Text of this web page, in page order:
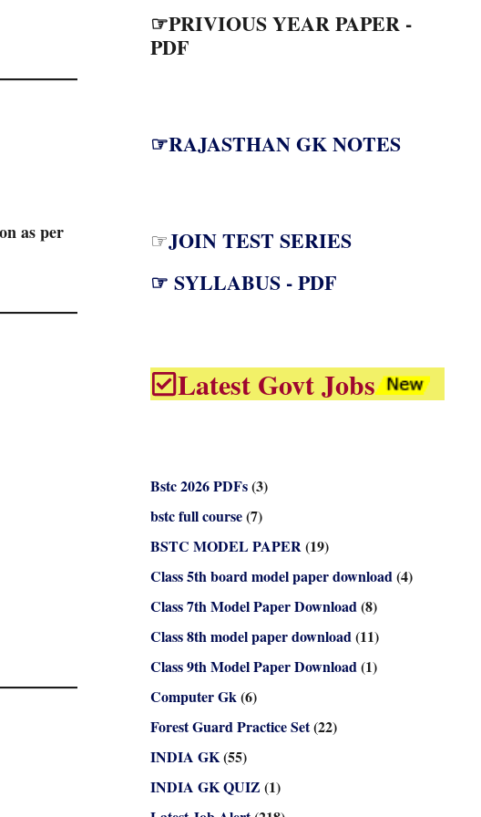
as per
☞PRIVIOUS YEAR PAPER -
PDF
☞RAJASTHAN GK NOTES
☞JOIN TEST SERIES
☞ SYLLABUS - PDF
Latest Govt Jobs
Bstc 2026 PDFs(3)
bstc full course(7)
BSTC MODEL PAPER(19)
Class 5th board model paper download(4)
Class 7th Model Paper Download(8)
Class 8th model paper download(11)
Class 9th Model Paper Download(1)
Computer Gk(6)
Forest Guard Practice Set(22)
INDIA GK(55)
INDIA GK QUIZ (1)